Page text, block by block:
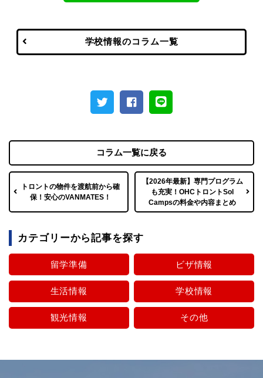
学校情報のコラム一覧
トロントの物件を渡航前から確
保！安心のVANMATES！
コラム一覧に戻る
【2026年最新】専門プログラム
も充実！OHCトロントSol
Campsの料金や内容まとめ
カテゴリーから記事を探す
留学準備 ビザ情報
生活情報 学校情報
観光情報 その他